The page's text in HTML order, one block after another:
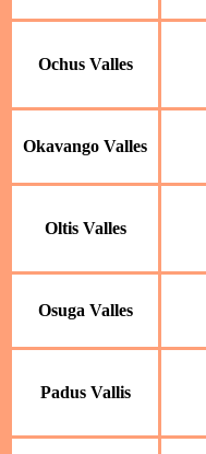
Ochus Valles
Okavango Valles
Oltis Valles
Osuga Valles
Padus Vallis